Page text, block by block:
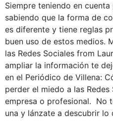
Siempre teniendo en
sabiendo que la forma de
es diferente y tiene reglas
buen uso de estos medios.
las Redes Sociales from
ampliar la información te
en el Periódico de Villena:
perder el miedo a las Redes
empresa o profesional. No
una y lánzate a descubrir lo